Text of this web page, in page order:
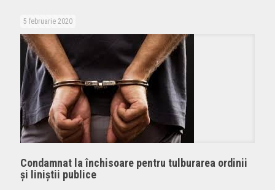
5 februarie 2020
Condamnat la închisoare pentru tulburarea ordinii
şi liniştii publice